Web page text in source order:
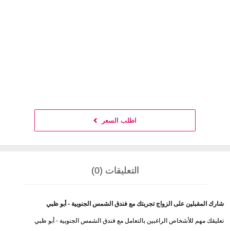
اطلب السعر
التعليقات (0)
شارك المقبلين على الزواج تجربتك مع فندق الشمس الجنوبية - أبو ظبي
تعليقك مهم للأشخاص الراغبين بالتعامل مع فندق الشمس الجنوبية - أبو ظبي